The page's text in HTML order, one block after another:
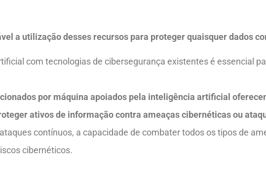
a utilização desses recursos para proteger quaisquer dados
com tecnologias de cibersegurança existentes é essencial
por máquina apoiados pela inteligência artificial
ativos de informação contra ameaças cibernéticas ou
contínuos, a capacidade de combater todos os tipos de
cibernéticos.